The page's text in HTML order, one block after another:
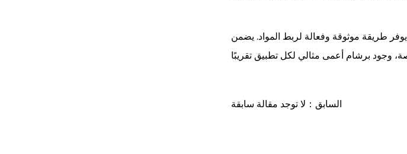
يوفر طريقة موثوقة وفعالة لربط المواد. يضمن
السابق：لا توجد مقالة سابقة